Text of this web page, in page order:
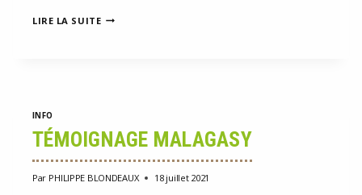
LIRE LA SUITEL’ÉCOSYSTÈME
INFO
TÉMOIGNAGE MALAGASY
Par PHILIPPE BLONDEAUX 18 juillet 2021